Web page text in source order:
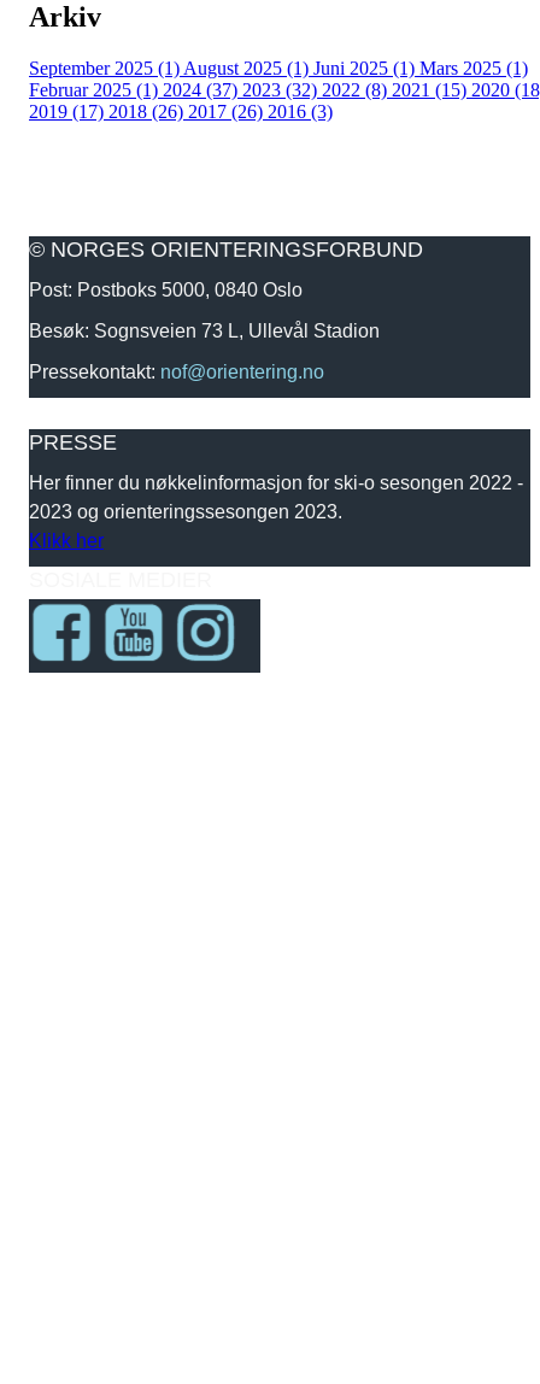
Arkiv
September 2025 (1) August 2025 (1) Juni 2025 (1) Mars 2025 (1)
Februar 2025 (1) 2024 (37) 2023 (32) 2022 (8) 2021 (15) 2020
2019 (17) 2018 (26) 2017 (26) 2016 (3)
© NORGES ORIENTERINGSFORBUND
Post: Postboks 5000, 0840 Oslo
Besøk: Sognsveien 73 L, Ullevål Stadion
Pressekontakt: nof@orientering.no
PRESSE
Her finner du nøkkelinformasjon for ski-o sesongen 2022 -
2023 og orienteringssesongen 2023.
Klikk her